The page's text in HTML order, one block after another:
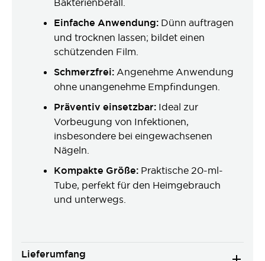
Bakterienbefall.
Einfache Anwendung: Dünn auftragen
und trocknen lassen; bildet einen
schützenden Film.
Schmerzfrei: Angenehme Anwendung
ohne unangenehme Empfindungen.
Präventiv einsetzbar: Ideal zur
Vorbeugung von Infektionen,
insbesondere bei eingewachsenen
Nägeln.
Kompakte Größe: Praktische 20-ml-
Tube, perfekt für den Heimgebrauch
und unterwegs.
Lieferumfang